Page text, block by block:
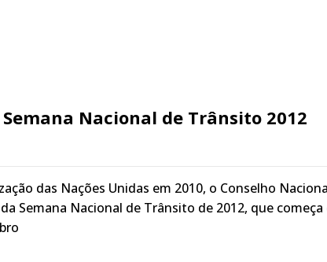
Nacional de Trânsito 2012
das Nações Unidas em 2010, o Conselho
Semana Nacional de Trânsito de 2012, que começa